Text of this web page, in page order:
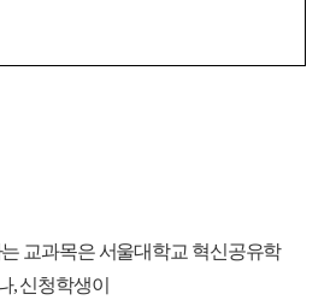
교과목은 서울대학교 혁신공유학
, 신청학생이